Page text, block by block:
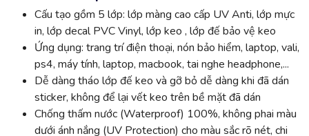
Cấu tạo gồm 5 lớp: lớp màng cao cấp UV Anti, lớp mực
in, lớp decal PVC Vinyl, lớp keo , lớp đế bảo vệ keo
Ứng dụng: trang trí điện thoại, nón bảo hiểm, laptop, vali,
ps4, máy tính, laptop, macbook, tai nghe headphone,...
Dễ dàng tháo lớp đế keo và gỡ bỏ dễ dàng khi đã dán
sticker, không để lại vết keo trên bề mặt đã dán
Chống thấm nước (Waterproof) 100%, không phai màu
dưới ánh nắng (UV Protection) cho màu sắc rõ nét, chi